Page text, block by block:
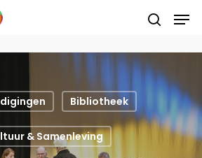
om te sluiten Bibliotheek
& Samenleving